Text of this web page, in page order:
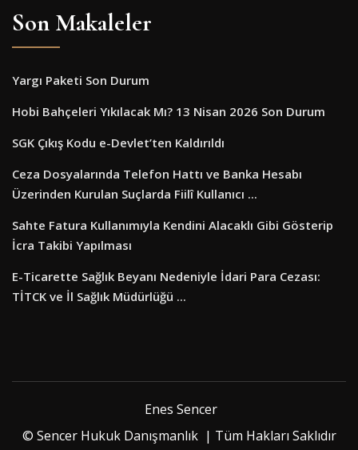
Son Makaleler
Yargı Paketi Son Durum
Hobi Bahçeleri Yıkılacak Mı? 13 Nisan 2026 Son Durum
SGK Çıkış Kodu e-Devlet’ten Kaldırıldı
Ceza Dosyalarında Telefon Hattı ve Banka Hesabı
Üzerinden Kurulan Suçlarda Fiilî Kullanıcı ...
Sahte Fatura Kullanımıyla Kendini Alacaklı Gibi Gösterip
İcra Takibi Yapılması
E-Ticarette Sağlık Beyanı Nedeniyle İdari Para Cezası:
TİTCK ve İl Sağlık Müdürlüğü ...
Enes Sencer
© Sencer Hukuk Danışmanlık | Tüm Hakları Saklıdır